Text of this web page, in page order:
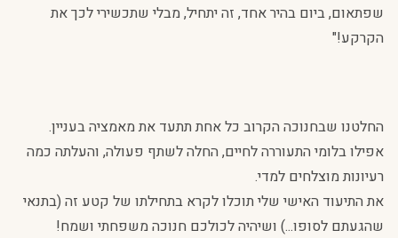
שפתאום, ביום בהיר אחד, זה יתחיל, מבלי שתכשירי לכך את
הקרקע!"
החלטנו שבחנוכה הקרוב כל אחת תתעד את מאמציה בעניין.
אפילו בלומי התעוררה לחיים, החלה לשתף פעולה, והעלתה כמה
רעיונות מוצלחים למדי.
את התיעוד האישי שלי תוכלו לקרא בתחילתו של קטע זה (בתנאי
שהגעתם לסופו...) ושיהיה לכולכם חנוכה משפחתי ושמח!